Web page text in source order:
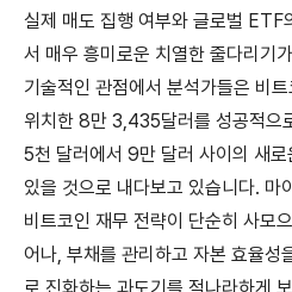
실제 매도 집행 여부와 글로벌 ETF
서 매우 흥미로운 치열한 줄다리기
기술적인 관점에서 분석가들은 비
위치한 8만 3,435달러를 성공적으
5천 달러에서 9만 달러 사이의 새
있을 것으로 내다보고 있습니다. 마
비트코인 재무 전략이 단순히 사모
어나, 부채를 관리하고 자본 효율성
로 진화하는 과도기를 적나라하게